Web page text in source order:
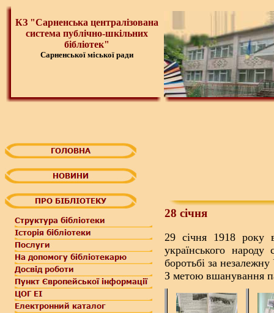
КЗ "Сарненська централізована
система публічно-шкільних
бібліотек"
Сарненської міської ради
28 січня
29 січня 1918 року
українського
боротьбі за незалежну
З метою вшанування